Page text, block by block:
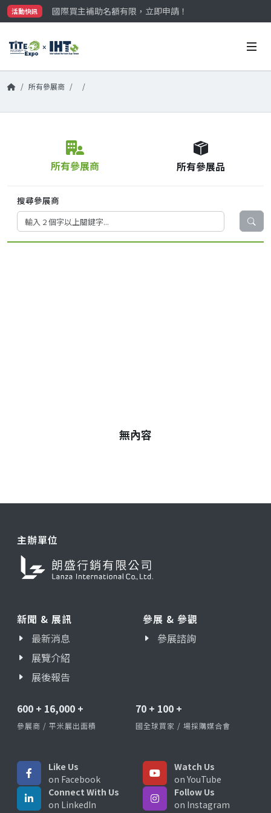
活動快訊
國際買主補助名額有限，立即申請！
參觀門票開放申請中‼️
國際買主補助名額有限，立即申請！
所有參展商
所有參展商 所有參展品
搜尋參展商
無內容
主辦單位
新聞 & 展訊
最新消息
展覽介紹
展後報告
參展 & 參觀
參展諮詢
600 + 16,000 +
參展商 / 平米展出面積
70 + 100 +
國全球買家 / 場採購媒合會
Like Us
on Facebook
Watch Us
on YouTube
Connect With Us
on LinkedIn
Follow Us
on Instagram